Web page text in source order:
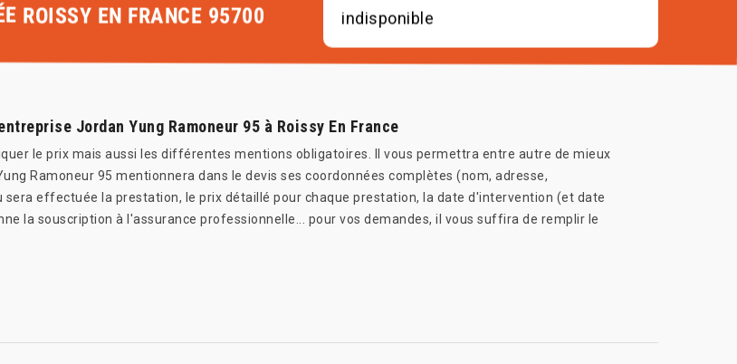
indisponible
ROISSY EN FRANCE 95700
Jordan Yung Ramoneur 95 à Roissy En France
le prix mais aussi les différentes mentions obligatoires. Il vous permettra entre autre de mieux
Ramoneur 95 mentionnera dans le devis ses coordonnées complètes (nom, adresse,
effectuée la prestation, le prix détaillé pour chaque prestation, la date d'intervention (et date
la souscription à l'assurance professionnelle... pour vos demandes, il vous suffira de remplir le